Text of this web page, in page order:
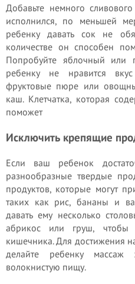
Добавьте немного
исполнился, по меньшей
ребенку давать сок не
количестве он способен
Попробуйте яблочный или
ребенку не нравится
фруктовые пюре или
каш. Клетчатка, которая
поможет
Исключить крепящие
Если ваш ребенок
разнообразные твердые
продуктов, которые могут
таких как рис, бананы и
давать ему несколько
абрикос или груш, чтобы
кишечника. Для достижения
делайте ребенку
волокнистую пищу.